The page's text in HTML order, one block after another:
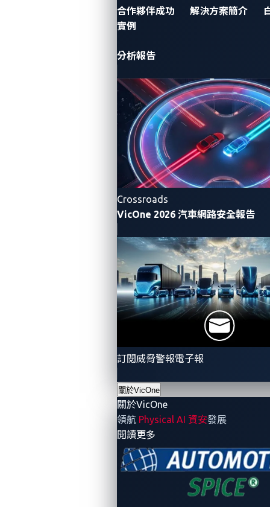
合作夥伴成功
實例
解決方案簡介
分析報告
Crossroads
VicOne 2026 汽車網路安全報告
訂閱威脅警報電子報
關於VicOne
關於VicOne
領航 Physical AI 資安發展
閱讀更多
透過集體智慧
相關資源
Crossing
the
Finish
Line:
Automotive
CTF
Crowned
in
Detroit
更多
VicOne
& Block
Harbor
Spearhead
Biggest
Automotive
Capture
Flag
Competition
for
Worldwide
更多